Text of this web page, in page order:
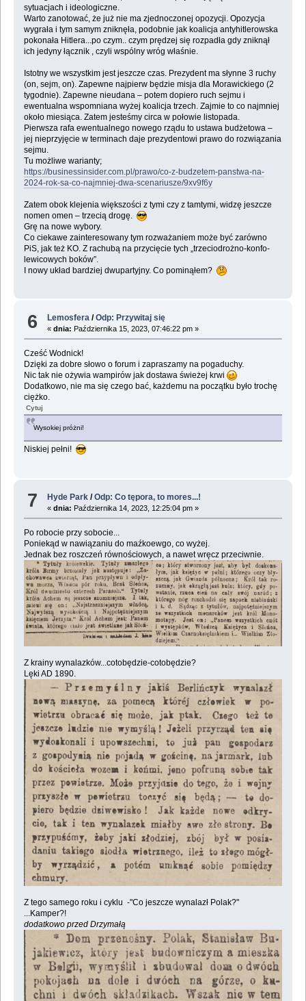
sytuacjach i ideologiczne.
Warto zanotować, że już nie ma zjednoczonej opozycji. Opozycja
wygrała i tym samym zniknęła, podobnie jak koalicja antyhitlerowska
pokonała Hitlera...po czym.. czym prędzej się rozpadła gdy zniknął
ich jedyny łącznik , czyli wspólny wróg właśnie.
Istotny we wszystkim jest jeszcze czas. Prezydent ma słynne 3 ruchy
(on, sejm, on). Zapewne najpierw będzie misja dla Morawickiego (2
tygodnie). Zapewne nieudana – potem dopiero ruch sejmu i
ewentualna wspomniana wyżej koalicja trzech. Zajmie to co najmniej
około miesiąca. Zatem jesteśmy circa w połowie listopada.
Pierwsza rafa ewentualnego nowego rządu to ustawa budżetowa –
jej nieprzyjęcie w terminach daje prezydentowi prawo do rozwiązania
sejmu.
Tu możliwe warianty;
https://businessinsider.com.pl/prawo/co-z-budzetem-panstwa-na-
2024-rok-sa-co-najmniej-dwa-scenariusze/9xv9f6y
Zatem obok klejenia większości z tymi czy z tamtymi, widzę jeszcze
nomen omen – trzecią drogę.
Grę na nowe wybory.
Co ciekawe zainteresowany tym rozważaniem może być zarówno
PiS, jak też KO. Z rachubą na przycięcie tych „trzeciodrożno-konfo-
lewicowych boków”.
I nowy układ bardziej dwupartyjny. Co pominąłem?
6 Lemosfera /Odp: Przywitaj się
«dnia: Października 15, 2023, 07:46:22 pm »
Cześć Wodnick!
Dzięki za dobre słowo o forum i zapraszamy na pogaduchy.
Nic tak nie ożywia wampirów jak dostawa świeżej krwi
Dodatkowo, nie ma się czego bać, każdemu na początku było trochę
ciężko.
Cytuj
Wysokiej próżni!
Niskiej pełni!
7 Hyde Park /Odp: Co tępora, to mores...!
«dnia: Października 14, 2023, 12:25:04 pm »
Po robocie przy sobocie...
Poniekąd w nawiązaniu do maźkoewgo, co wyżej.
Jednak bez roszczeń równościowych, a nawet wręcz przeciwnie.
Z krainy wynalazków...cotobędzie-cotobędzie?
Lęki AD 1890.
Z tego samego roku i cyklu -"Co jeszcze wynalazł Polak?"
...Kamper?!
dodatkowo przed Drzymałą